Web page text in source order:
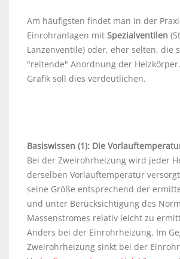
Am häufigsten findet man in der
Einrohranlagen mit Spezialventilen
Lanzenventile) oder, eher selten, die
"reitende" Anordnung der
Grafik soll dies verdeutlichen.
Basiswissen (1): Die
Bei der Zweirohrheizung wird jeder
derselben Vorlauftemperatur
seine Größe entsprechend der
und unter Berücksichtigung des
Massenstromes relativ leicht zu
Anders bei der Einrohrheizung. Im
Zweirohrheizung sinkt bei der